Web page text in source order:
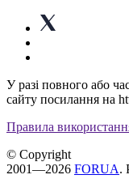
У разі повного або
сайту посилання на
Правила
© Copyright
2001—2026 FORUA.